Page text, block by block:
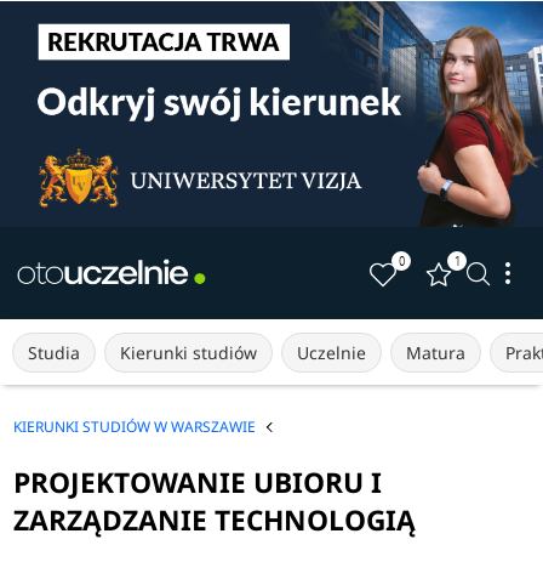
0 1
Studia Kierunki studiów Uczelnie Matura
KIERUNKI STUDIÓW W WARSZAWIE
PROJEKTOWANIE UBIORU I
ZARZĄDZANIE TECHNOLOGIĄ